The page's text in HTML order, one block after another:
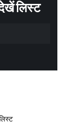
देखें लिस्ट